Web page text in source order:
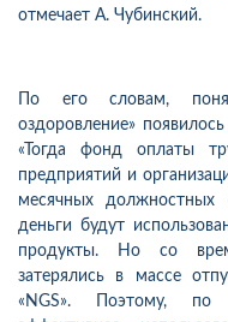
отмечает А. Чубинский.
По его словам,
оздоровление»
«Тогда фонд оплаты
предприятий и
месячных должностных
деньги будут
продукты. Но со
затерялись в массе
«NGS». Поэтому, по